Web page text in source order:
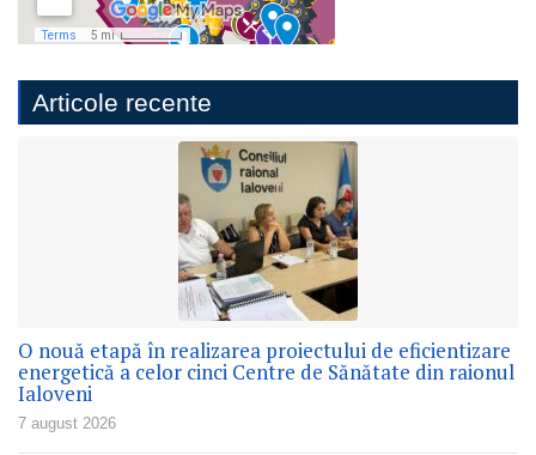
Articole recente
O nouă etapă în realizarea proiectului de eficientizare
energetică a celor cinci Centre de Sănătate din raionul
Ialoveni
7 august 2026